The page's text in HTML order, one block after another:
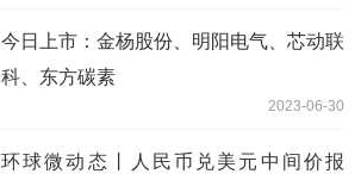
今日上市：金杨股份、明阳电气、芯动联
科、东方碳素
2023-06-30
环球微动态丨人民币兑美元中间价报